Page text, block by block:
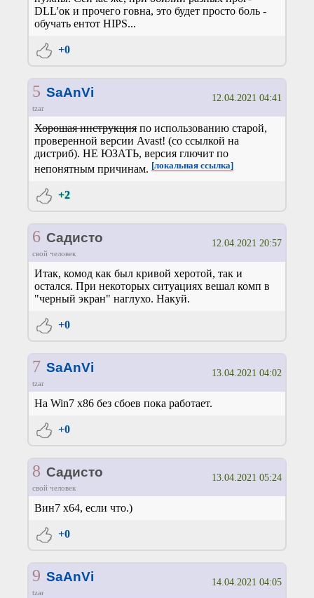
DLL'ок и прочего говна, это будет просто боль -
обучать ентот HIPS...
+0
5 SaAnVi
tzar
12.04.2021 04:41
Хорошая инструкция по использованию старой,
проверенной версии Avast! (со ссылкой на
дистриб). НЕ ЮЗАТЬ, версия глючит по
непонятным причинам. [локальная ссылка]
+2
6 Садисто
свой человек
12.04.2021 20:57
Итак, комод как был кривой херотой, так и
остался. При некоторых ситуациях вешал комп в
"черный экран" наглухо. Накуй.
+0
7 SaAnVi
tzar
13.04.2021 04:02
На Win7 x86 без сбоев пока работает.
+0
8 Садисто
свой человек
13.04.2021 05:24
Вин7 х64, если что.)
+0
9 SaAnVi
tzar
14.04.2021 04:05